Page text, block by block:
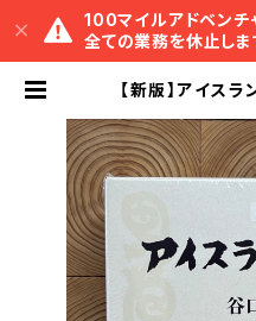
100マイルアドベンチ
全ての業務を休止しま
【新版】アイス